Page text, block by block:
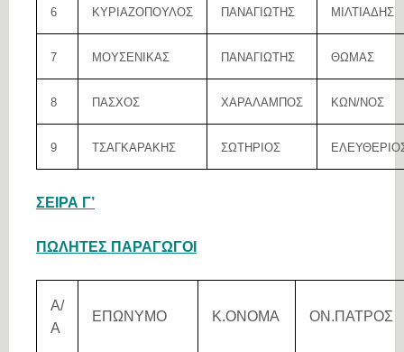
6 ΚΥΡΙΑΖΟΠΟΥΛΟΣ ΠΑΝΑΓΙΩΤΗΣ ΜΙΛΤΙΑΔΗΣ
7 ΜΟΥΣΕΝΙΚΑΣ ΠΑΝΑΓΙΩΤΗΣ ΘΩΜΑΣ
8 ΠΑΣΧΟΣ ΧΑΡΑΛΑΜΠΟΣ ΚΩΝ/ΝΟΣ
9 ΤΣΑΓΚΑΡΑΚΗΣ ΣΩΤΗΡΙΟΣ
ΣΕΙΡΑ Γ’
ΠΩΛΗΤΕΣ ΠΑΡΑΓΩΓΟΙ
Α/
Α
ΕΠΩΝΥΜΟ Κ.ΟΝΟΜΑ ΟΝ.ΠΑΤΡΟΣ